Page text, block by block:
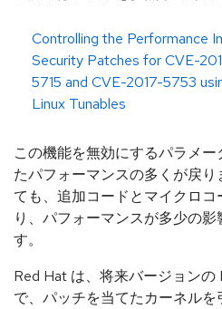
Controlling the Performance
Security Patches for CVE-
5715 and CVE-2017-5753
Linux Tunables
この機能を無効にするパラメ
たパフォーマンスの多くが戻
ても、追加コードとマイクロ
り、パフォーマンスが多少の
す。
Red Hat は、将来バージョンの
で、パッチを当てたカーネル